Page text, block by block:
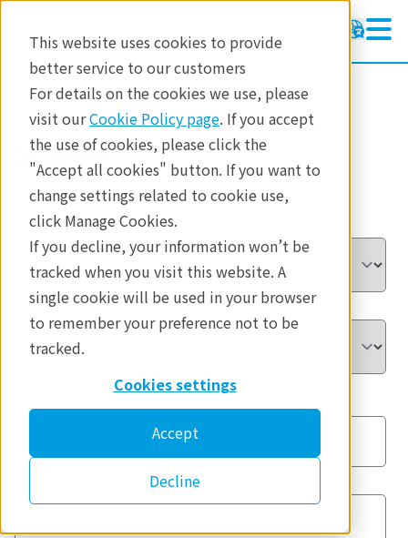
This website uses cookies to provide
better service to our customers
For details on the cookies we use, please
visit ourCookie Policy page. If you accept
the use of cookies, please click the
"Accept all cookies" button. If you want to
change settings related to cookie use,
click Manage Cookies.
If you decline, your information won’t be
tracked when you visit this website. A
single cookie will be used in your browser
to remember your preference not to be
tracked.
Cookies settings
Accept
Decline
製品
質問する
装置分類*
DSC products*